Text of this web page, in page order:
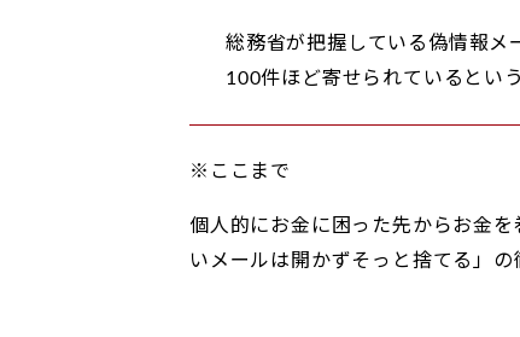
総務省が把握している偽情報メ
100件ほど寄せられているという
※ここまで
個人的にお金に困った先からお金
いメールは開かずそっと捨てる」の